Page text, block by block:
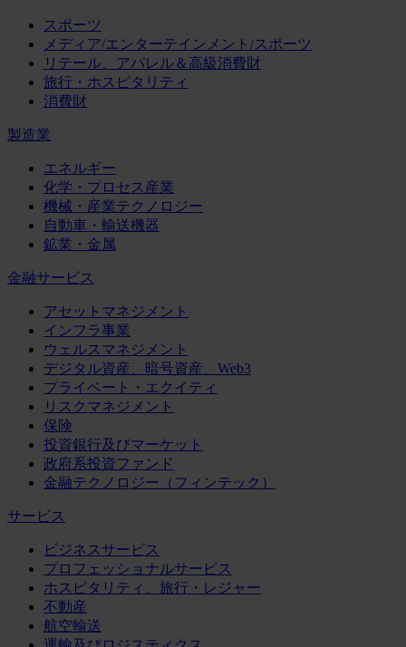
スポーツ
メディア/エンターテインメント/スポーツ
リテール、アパレル＆高級消費財
旅行・ホスピタリティ
消費財
製造業
エネルギー
化学・プロセス産業
機械・産業テクノロジー
自動車・輸送機器
鉱業・金属
金融サービス
アセットマネジメント
インフラ事業
ウェルスマネジメント
デジタル資産、暗号資産、Web3
プライベート・エクイティ
リスクマネジメント
保険
投資銀行及びマーケット
政府系投資ファンド
金融テクノロジー（フィンテック）
サービス
ビジネスサービス
プロフェッショナルサービス
ホスピタリティ、旅行・レジャー
不動産
航空輸送